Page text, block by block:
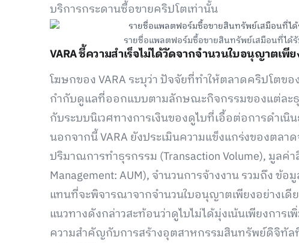
บริการกระดานซื้อขายคริปโตเท่านั้น
รายชื่อแพลตฟอร์มซื้อขายสินทรัพย์เสมือนที่ได้รั
VARA ชี้ความสำเร็จไม่ได้วัดจากจำนวนใบอนุญาตเพี
โฆษกของ VARA ระบุว่า ปัจจัยที่ทำให้ตลาดคริปโตข
กำกับดูแลที่ออกแบบตามลักษณะกิจกรรมของแต่ละธุ
กับระบบนิเวศทางการเงินของดูไบที่เอื้อต่อการดำเ
นอกจากนี้ VARA ยังประเมินความแข็งแกร่งของตลา
ปริมาณการทำธุรกรรม (Transaction Volume), มูลค่
Management: AUM), จำนวนการจ้างงาน รวมถึง
แทนที่จะพิจารณาจากจำนวนใบอนุญาตเพียงอย่างเดี
แนวทางดังกล่าวสะท้อนว่าดูไบไม่ได้มุ่งเน้นเพียงการ
ความสำคัญกับการสร้างอุตสาหกรรมสินทรัพย์ดิจิทัล